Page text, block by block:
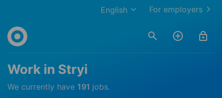
For employers
English
Work in Stryi
We currently have 191 jobs.